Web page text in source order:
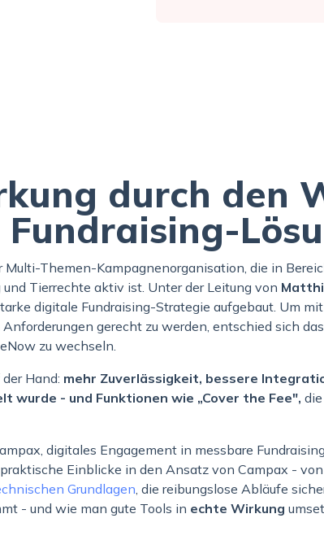
durch den
Multi-Themen-Kampagnenorganisation, die in
Tierrechte aktiv ist. Unter der Leitung von
digitale Fundraising-Strategie aufgebaut. Um
gerecht zu werden, entschied sich
zu wechseln.
Hand: mehr Zuverlässigkeit, bessere
wurde - und Funktionen wie „Cover the Fee",
digitales Engagement in messbare
Einblicke in den Ansatz von Campax -
Grundlagen, die reibungslose Abläufe
- und wie man gute Tools in echte Wirkung